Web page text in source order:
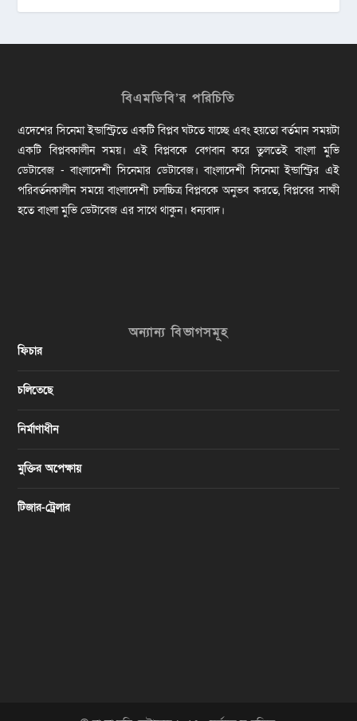
বিএমডিবি’র পরিচিতি
এদেশের সিনেমা ইন্ডাস্ট্রিতে একটি বিপ্লব ঘটতে যাচ্ছে এবং হয়তো বর্তমান সময়টা
একটি বিপ্লবকালীন সময়। এই বিপ্লবকে বেগবান করে তুলতেই বাংলা মুভি
ডেটাবেজ - বাংলাদেশী সিনেমার ডেটাবেজ। বাংলাদেশী সিনেমা ইন্ডাস্ট্রির এই
পরিবর্তনকালীন সময়ে বাংলাদেশী চলচ্চিত্র বিপ্লবকে অনুভব করতে, বিপ্লবের সাক্ষী
হতে বাংলা মুভি ডেটাবেজ এর সাথে থাকুন। ধন্যবাদ।
অন্যান্য বিভাগসমূহ
ফিচার
চলিতেছে
নির্মাণাধীন
মুক্তির অপেক্ষায়
টিজার-ট্রেলার